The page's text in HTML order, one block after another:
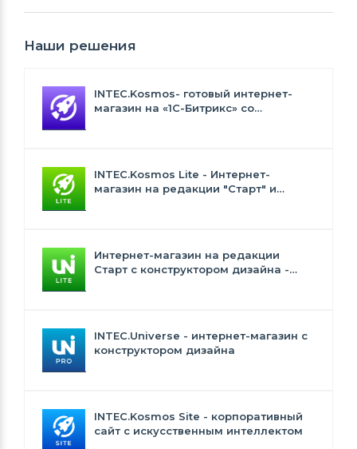
Наши решения
INTEC.Kosmos- готовый интернет-
магазин на «1С-Битрикс» со
INTEC.Kosmos Lite - Интернет-
магазин на редакции "Старт" и
Интернет-магазин на редакции
Старт с конструктором дизайна -
INTEC.Universe - интернет-магазин с
конструктором дизайна
INTEC.Kosmos Site - корпоративный
сайт с искусственным интеллектом